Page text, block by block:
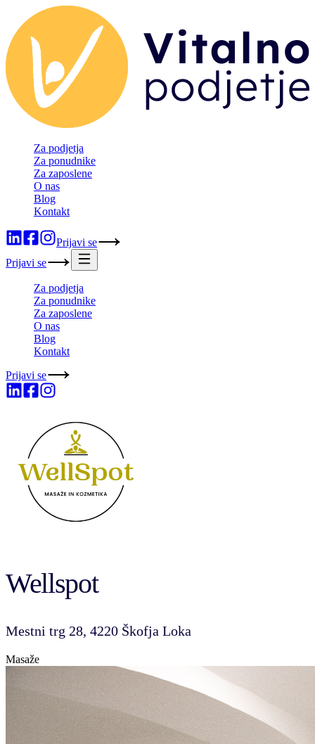
Za podjetja
Za ponudnike
Za zaposlene
O nas
Blog
Kontakt
Prijavi se
Prijavi se
Za podjetja
Za ponudnike
Za zaposlene
O nas
Blog
Kontakt
Prijavi se
Wellspot
Mestni trg 28, 4220 Škofja Loka
Masaže